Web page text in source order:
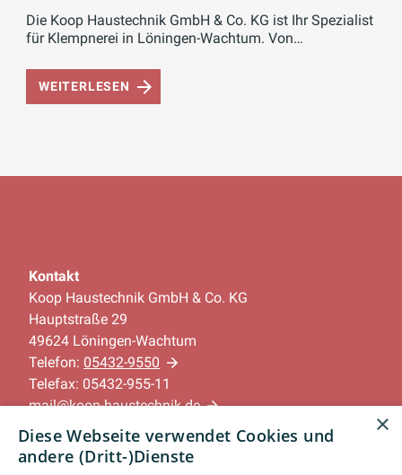
Die Koop Haustechnik GmbH & Co. KG ist Ihr Spezialist
für Klempnerei in Löningen-Wachtum. Von
Metallarbeiten – wir bieten maßgeschneiderte
Lösungen für höchste Qualität.
WEITERLESEN
Kontakt
Koop Haustechnik GmbH & Co. KG
Hauptstraße 29
49624 Löningen-Wachtum
Telefon: 05432-9550
Telefax: 05432-955-11
mail@koop-haustechnik.de
Unternehmen
×
Diese Webseite verwendet Cookies und
andere (Dritt-)Dienste